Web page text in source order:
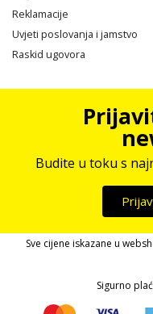
Reklamacije
Uvjeti poslovanja i jamstvo
Raskid ugovora
Budite u toku s
Sve cijene iskazane u
Sigurno